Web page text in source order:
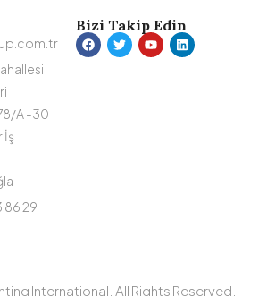
A -30
İş
86 29
Bizi Takip Edin
International. All Rights Reserved.